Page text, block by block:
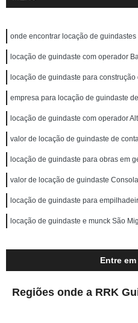
onde encontrar locação de
locação de guindaste com operador
locação de guindaste para
empresa para locação de guindaste
locação de guindaste com operador
valor de locação de guindaste de
locação de guindaste para obras em
valor de locação de guindaste
locação de guindaste para
locação de guindaste e munck São
Entre
Regiões onde a RRK